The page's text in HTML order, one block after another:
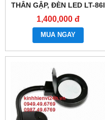
THÂN GẬP, ĐÈN LED LT-86I
1,400,000 đ
MUA NGAY